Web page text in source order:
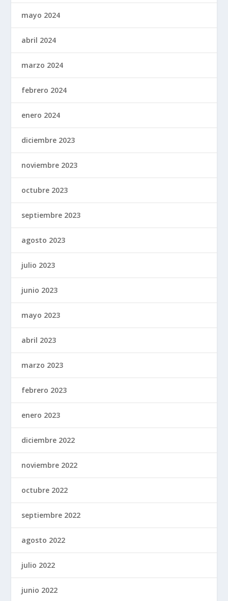
mayo 2024
abril 2024
marzo 2024
febrero 2024
enero 2024
diciembre 2023
noviembre 2023
octubre 2023
septiembre 2023
agosto 2023
julio 2023
junio 2023
mayo 2023
abril 2023
marzo 2023
febrero 2023
enero 2023
diciembre 2022
noviembre 2022
octubre 2022
septiembre 2022
agosto 2022
julio 2022
junio 2022